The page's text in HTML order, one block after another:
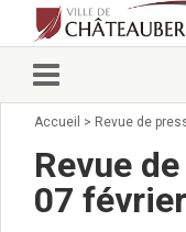
Vie municipale
Accueil > Revue de
Revue
07